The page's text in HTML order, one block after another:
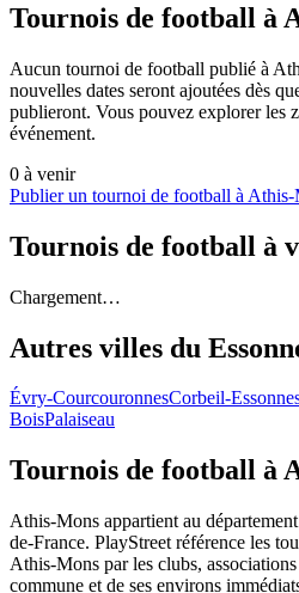
Tournois de football à
Aucun tournoi de football publié à
nouvelles dates seront ajoutées dès
publieront. Vous pouvez explorer les
événement.
0 à venir
Publier un tournoi de football à Athis-
Tournois de football à
Chargement…
Autres villes du
Évry-CourcouronnesCorbeil-
BoisPalaiseau
Tournois de football à
Athis-Mons appartient au
de-France. PlayStreet référence les
Athis-Mons par les clubs,
commune et de ses environs